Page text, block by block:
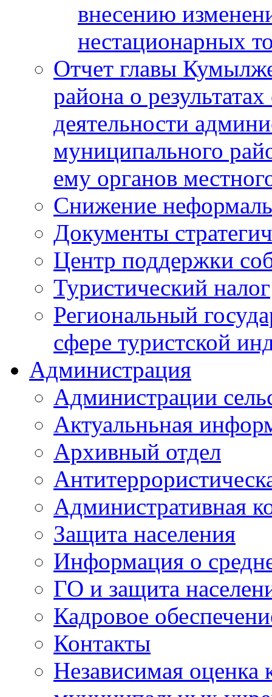
внесению
нестационарных
Отчет главы
района о
деятельности
муниципального
ему органов
Снижение
Документы
Центр поддержки
Туристический налог
Региональный
сфере туристской
Администрация
Администрации
Актуальньная
Архивный отдел
Административная
Защита населения
Информация о
ГО и защита
Кадровое
Контакты
Независимая оценка